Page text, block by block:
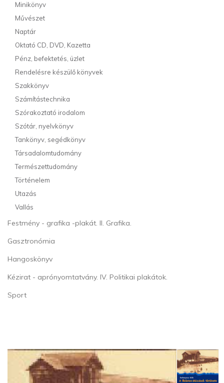
Minikönyv
Művészet
Naptár
Oktató CD, DVD, Kazetta
Pénz, befektetés, üzlet
Rendelésre készülő könyvek
Szakkönyv
Számítástechnika
Szórakoztató irodalom
Szótár, nyelvkönyv
Tankönyv, segédkönyv
Társadalomtudomány
Természettudomány
Történelem
Utazás
Vallás
Festmény - grafika -plakát. II. Grafika.
Gasztronómia
Hangoskönyv
Kézirat - aprónyomtatvány. IV. Politikai plakátok.
Sport